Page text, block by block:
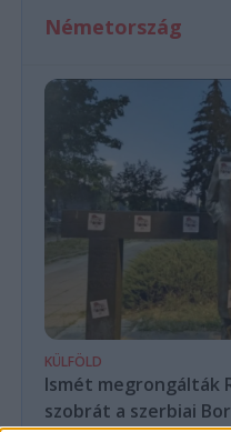
Németország
KÜLFÖLD
Ismét megrongálták
szobrát a szerbiai